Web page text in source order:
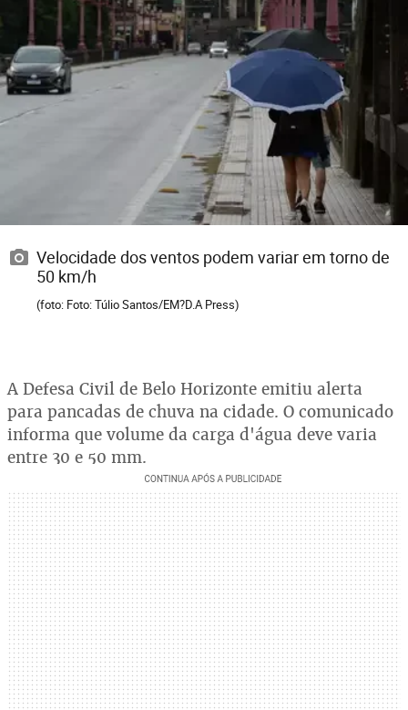
Velocidade dos ventos podem variar em torno de
50 km/h
(foto: Foto: Túlio Santos/EM?D.A Press)
A Defesa Civil de Belo Horizonte emitiu alerta
para pancadas de chuva na cidade. O comunicado
informa que volume da carga d'água deve varia
entre 30 e 50 mm.